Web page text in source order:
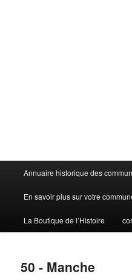
principal
Annuaire historique des
En savoir plus sur votre
La Boutique de l’Histoire
50 - Manche